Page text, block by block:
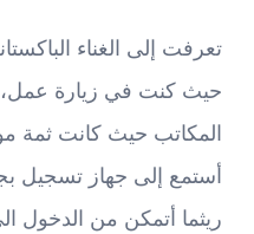
حيث كنت في زيارة عمل،
المكاتب حيث كانت ثمة
أستمع إلى جهاز تسجيل
ريثما أتمكن من الدخول